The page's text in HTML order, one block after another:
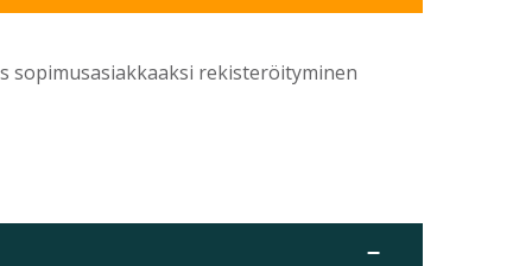
sopimusasiakkaaksi rekisteröityminen
–